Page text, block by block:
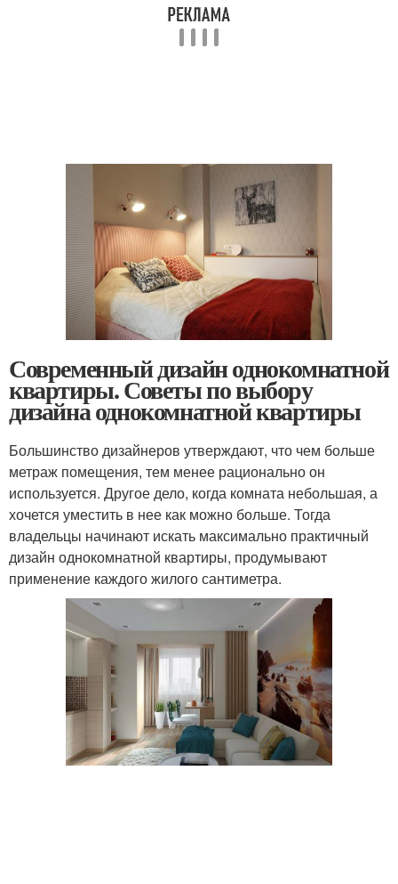
Современный дизайн однокомнатной
квартиры. Советы по выбору
дизайна однокомнатной квартиры
Большинство дизайнеров утверждают, что чем больше
метраж помещения, тем менее рационально он
используется. Другое дело, когда комната небольшая, а
хочется уместить в нее как можно больше. Тогда
владельцы начинают искать максимально практичный
дизайн однокомнатной квартиры, продумывают
применение каждого жилого сантиметра.